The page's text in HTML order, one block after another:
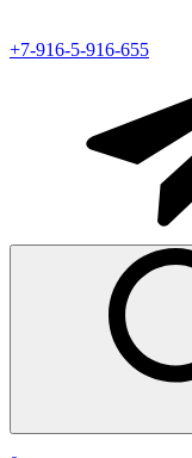
+7-916-5-916-655